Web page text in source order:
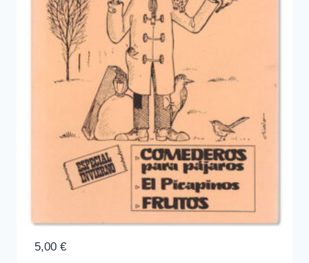
5,00 €